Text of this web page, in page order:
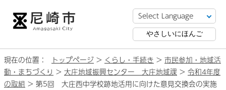
やさしいにほんご
現在の位置： トップページ > くらし・手続き > 市民参加・地域活
動・まちづくり > 大庄地域振興センター 大庄地域課 > 令和4年度
の取組 > 第5回 大庄西中学校跡地活用に向けた意見交換会の実施